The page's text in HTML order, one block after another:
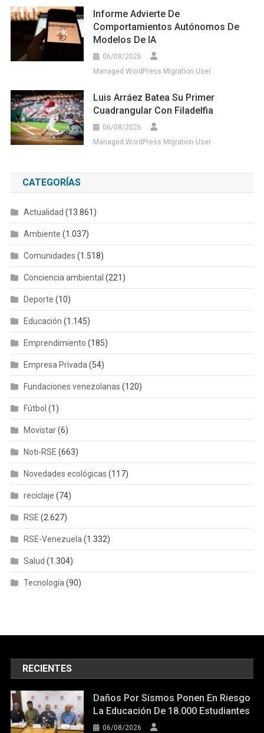
Informe Advierte De
Comportamientos Autónomos De
Modelos De IA
06/08/2026
Managed WordPress Migration User
Luis Arráez Batea Su Primer
Cuadrangular Con Filadelfia
06/08/2026
Managed WordPress Migration User
CATEGORÍAS
Actualidad (13.861)
Ambiente (1.037)
Comunidades (1.518)
Conciencia ambiental (221)
Deporte (10)
Educación (1.145)
Emprendimiento (185)
Empresa Privada(54)
Fundaciones venezolanas (120)
Fútbol (1)
Movistar(6)
Noti-RSE (663)
Novedades ecológicas (117)
reciclaje (74)
RSE (2.627)
RSE-Venezuela(1.332)
Salud (1.304)
Tecnología(90)
RECIENTES
Daños Por Sismos Ponen En Riesgo
La Educación De 18.000 Estudiantes
06/08/2026